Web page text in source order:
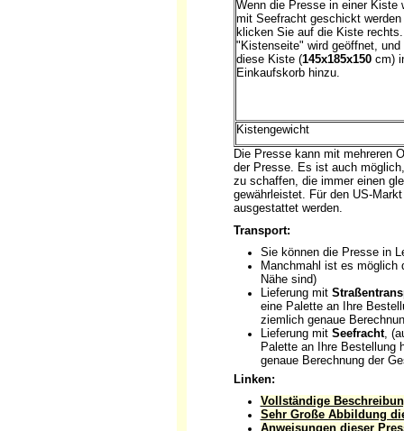
Wenn die Presse in einer Kiste
mit Seefracht geschickt
klicken Sie auf die Kiste
"Kistenseite" wird geöffnet, und
diese Kiste (145x185x150cm)
Einkaufskorb hinzu.
Kistengewicht
Die Presse kann mit mehreren
der Presse. Es ist auch
zu schaffen, die immer einen
gewährleistet. Für den US-
ausgestattet werden.
Transport:
Sie können die Presse in
Manchmahl ist es
Nähe sind)
Lieferung mit
eine Palette an Ihre
ziemlich genaue
Lieferung mit Seefracht,
Palette an Ihre Bestellung
genaue Berechnung der
Linken:
Vollständige
Sehr Große Abbildung
Anweisungen dieser